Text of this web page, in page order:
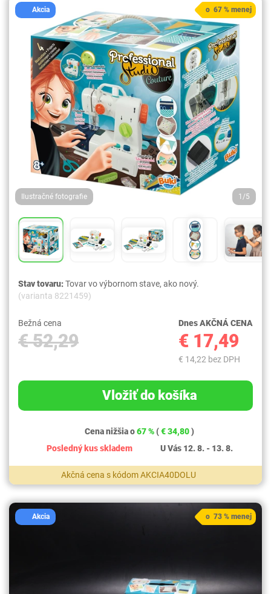
Akcia
Ilustračné fotografie 1/5
o 67 % menej
Stav tovaru:Tovar vo výbornom stave, ako nový.
(varianta 8221459)
Bežná cena
€ 52,29
Dnes AKČNÁ CENA
€ 17,49
€ 14,22 bez DPH
Vložiť do košíka
Cena nižšia o67 % (€ 34,80)
Posledný kus skladem
U Vás 12. 8. - 13. 8.
Akčná cena s kódom AKCIA40DOLU
Akcia o 73 % menej